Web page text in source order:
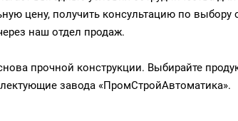
цену, получить консультацию по
наш отдел продаж.
прочной конструкции. Выбирайте
завода «ПромСтройАвтоматика».